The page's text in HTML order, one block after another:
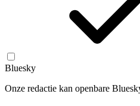
Bluesky
Onze redactie kan openbare